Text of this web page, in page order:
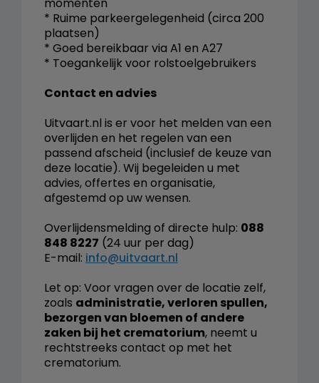
* Ruime parkeergelegenheid (circa 200
plaatsen)
* Goed bereikbaar via A1 en A27
* Toegankelijk voor rolstoelgebruikers
Contact en advies
Uitvaart.nl is er voor het melden van een
overlijden en het regelen van een
passend afscheid (inclusief de keuze van
deze locatie). Wij begeleiden u met
advies, offertes en organisatie,
afgestemd op uw wensen.
Overlijdensmelding of directe hulp: 088
848 8227 (24 uur per dag)
E-mail: info@uitvaart.nl
Let op: Voor vragen over de locatie zelf,
zoals administratie, verloren spullen,
bezorgen van bloemen of andere
zaken bij het crematorium, neemt u
rechtstreeks contact op met het
crematorium.